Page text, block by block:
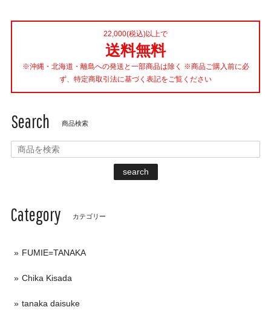
22,000(税込)以上で
送料無料
※沖縄・北海道・離島への発送と一部商品は除く ※商品ご購入前に必
ず、特定商取引法に基づく表記をご覧ください
Search 商品検索
search
Category カテゴリー
FUMIE=TANAKA
Chika Kisada
tanaka daisuke